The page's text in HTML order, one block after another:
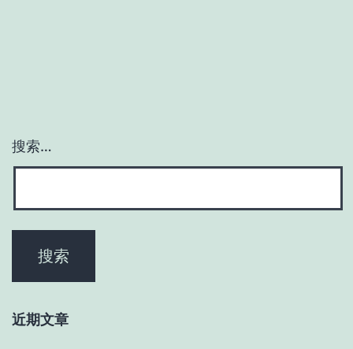
搜索…
近期文章